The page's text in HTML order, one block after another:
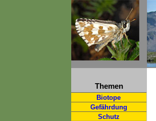
Themen
Biotope
Gefährdung
Schutz